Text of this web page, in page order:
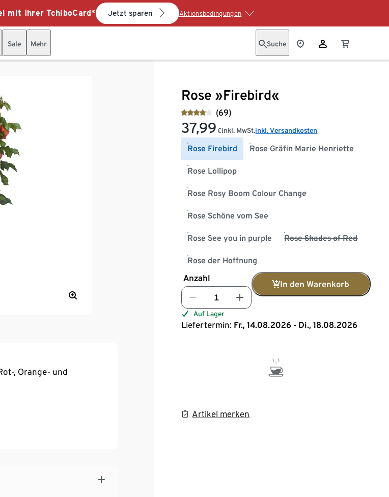
mit Ihrer TchiboCard* Jetzt sparen Aktionsbedingungen
Sale Mehr Suche
Rose »Firebird«
(69)
37,99 €inkl. MwSt.inkl. Versandkosten
Rose Firebird Rose Gräfin Marie Henriette
Rose Lollipop
Rose Rosy Boom Colour Change
Rose Schöne vom See
Rose See you in purple Rose Shades of Red
Rose der Hoffnung
Anzahl
In den Warenkorb
Auf Lager
Liefertermin: Fr., 14.08.2026 - Di., 18.08.2026
Artikel merken
, Orange- und